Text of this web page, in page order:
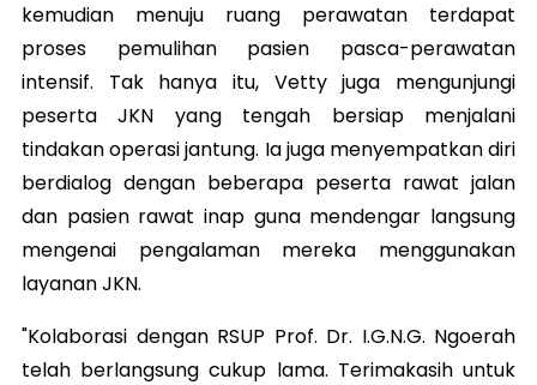
kemudian menuju ruang perawatan terdapat
proses pemulihan pasien pasca-perawatan
intensif. Tak hanya itu, Vetty juga mengunjungi
peserta JKN yang tengah bersiap menjalani
tindakan operasi jantung. Ia juga menyempatkan diri
berdialog dengan beberapa peserta rawat jalan
dan pasien rawat inap guna mendengar langsung
mengenai pengalaman mereka menggunakan
layanan JKN.
"Kolaborasi dengan RSUP Prof. Dr. I.G.N.G. Ngoerah
telah berlangsung cukup lama. Terimakasih untuk